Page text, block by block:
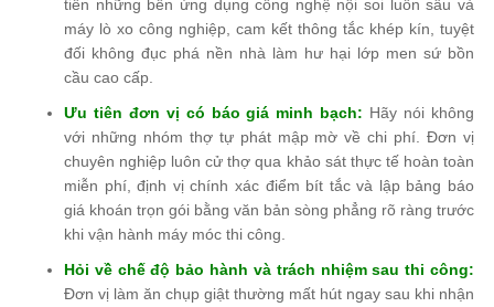
tiên những bên ứng dụng công nghệ nội soi luồn sâu và
máy lò xo công nghiệp, cam kết thông tắc khép kín, tuyệt
đối không đục phá nền nhà làm hư hại lớp men sứ bồn
cầu cao cấp.
Ưu tiên đơn vị có báo giá minh bạch: Hãy nói không
với những nhóm thợ tự phát mập mờ về chi phí. Đơn vị
chuyên nghiệp luôn cử thợ qua khảo sát thực tế hoàn toàn
miễn phí, định vị chính xác điểm bít tắc và lập bảng báo
giá khoán trọn gói bằng văn bản sòng phẳng rõ ràng trước
khi vận hành máy móc thi công.
Hỏi về chế độ bảo hành và trách nhiệm sau thi công:
Đơn vị làm ăn chụp giật thường mất hút ngay sau khi nhận